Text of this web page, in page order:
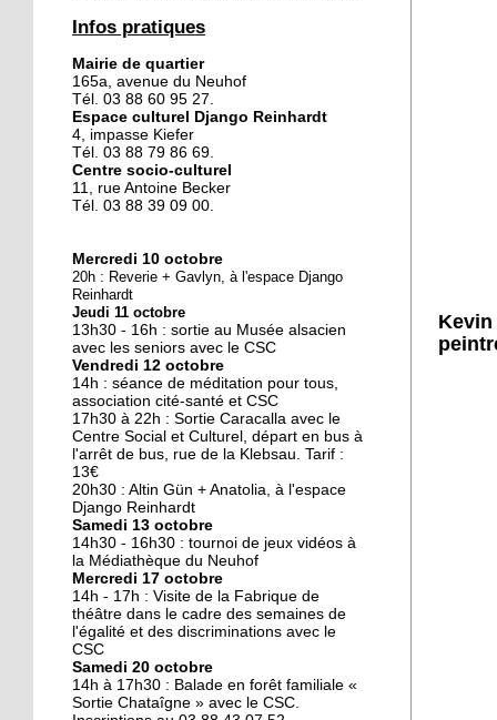
Le vrac s'invite au Neuhof
11 octobre 2018
Les petites filles
chaussent leurs
10 octobre 2018
Nouveau look pour une
nouvelle mairie
19 octobre 2017
Face au challenge du
numérique
19 octobre 2017
La précarité tue
18 octobre 2017
Quatre décennies au
chevet du Neuhof
18 octobre 2017
Infos pratiques
Mairie de quartier
165a, avenue du Neuhof
Tél. 03 88 60 95 27.
Espace culturel Django Reinhardt
4, impasse Kiefer
Tél. 03 88 79 86 69.
Centre socio-culturel
11, rue Antoine Becker
Tél. 03 88 39 09 00.
Mercredi 10 octobre
20h : Reverie + Gavlyn, à l'espace Django
Reinhardt
Jeudi 11 octobre
13h30 - 16h : sortie au Musée alsacien
avec les seniors avec le CSC
Vendredi 12 octobre
14h : séance de méditation pour tous,
association cité-santé et CSC
17h30 à 22h : Sortie Caracalla avec le
Centre Social et Culturel, départ en bus à
l'arrêt de bus, rue de la Klebsau. Tarif :
13€
20h30 : Altin Gün + Anatolia, à l'espace
Django Reinhardt
Samedi 13 octobre
14h30 - 16h30 : tournoi de jeux vidéos à
la Médiathèque du Neuhof
Mercredi 17 octobre
14h - 17h : Visite de la Fabrique de
théâtre dans le cadre des semaines de
l'égalité et des discriminations avec le
CSC
Samedi 20 octobre
14h à 17h30 : Balade en forêt familiale «
Sortie Chataîgne » avec le CSC.